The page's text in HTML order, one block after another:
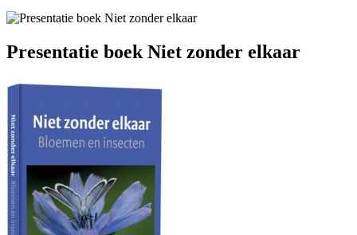
Presentatie boek Niet zonder elkaar